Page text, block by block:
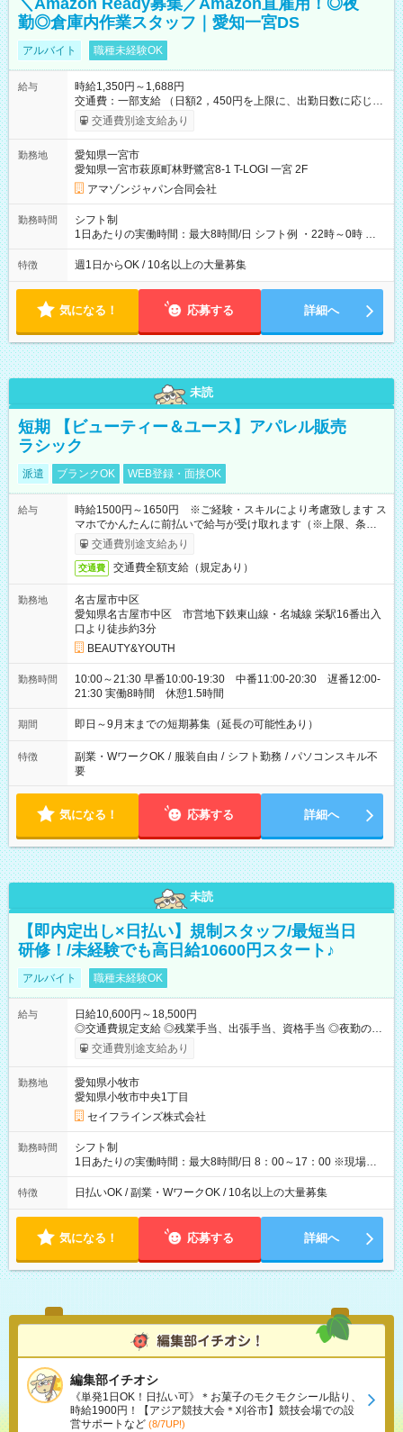
＼Amazon Ready募集／Amazon直雇用！◎夜
勤◎倉庫内作業スタッフ｜愛知一宮DS
アルバイト 職種未経験OK
給与
時給1,350円～1,688円
交通費：一部支給 （日額2，450円を上限に、出勤日数に応じて
実費支給） ※22:00～翌5:00までは時給25%UP！ ■給与前払い
制度あり ※前払い額の上限あり、手数料無料（Amazon負担）
交通費別途支給あり
勤務地
愛知県一宮市
愛知県一宮市萩原町林野鷺宮8-1 T-LOGI 一宮 2F
アマゾンジャパン合同会社
勤務時間
シフト制
1日あたりの実働時間：最大8時間/日 シフト例 ・22時～0時 入
社後、就業可能シフトをご確認の上、申請してください。
特徴 週1日からOK / 10名以上の大量募集
気になる！ 応募する 詳細へ
未読
短期 【ビューティー＆ユース】アパレル販売
ラシック
派遣 ブランクOK WEB登録・面接OK
給与
時給1500円～1650円 ※ご経験・スキルにより考慮致します ス
マホでかんたんに前払いで給与が受け取れます（※上限、条件
あり）交通費別途支給あり
交通費 交通費全額支給（規定あり）
勤務地
名古屋市中区
愛知県名古屋市中区 市営地下鉄東山線・名城線 栄駅16番出入
口より徒歩約3分
BEAUTY&YOUTH
勤務時間
10:00～21:30 早番10:00-19:30 中番11:00-20:30 遅番12:00-
21:30 実働8時間 休憩1.5時間
期間 即日～9月末までの短期募集（延長の可能性あり）
特徴 副業・WワークOK / 服装自由 / シフト勤務 / パソコンスキル不
要
気になる！ 応募する 詳細へ
未読
【即内定出し×日払い】規制スタッフ/最短当日
研修！/未経験でも高日給10600円スタート♪
アルバイト 職種未経験OK
給与
日給10,600円～18,500円
◎交通費規定支給 ◎残業手当、出張手当、資格手当 ◎夜勤の場
合：22時～翌5時は割増給与 ◎日払い・週払い可(希望者／条件
有) ＜月収例＞ 入社3か月：月収28万 入社1年：月収39万 ◎自分
ダブルワークも可能です☺ ◎髪色、ピアス、タトゥーOK おしゃ
れも自由に楽しめます！ 【試用期間】試用期間あり 試用期間の
長さ：3ヶ月 雇用形態、給与は本採用時と同じです。
交通費別途支給あり
勤務地
愛知県小牧市
愛知県小牧市中央1丁目
セイフラインズ株式会社
勤務時間
シフト制
1日あたりの実働時間：最大8時間/日 8：00～17：00 ※現場によ
っては多少時間は前後します ▶残業ほとんどなし！ ▶時間より
早く終わることの方が多いと思います。現場によっては午前中
望の方は夜勤（21:00～6:00）のお仕事も可能。
特徴 日払いOK / 副業・WワークOK / 10名以上の大量募集
気になる！ 応募する 詳細へ
編集部イチオシ
《単発1日OK！日払い可》＊お菓子のモクモクシール貼り、
時給1900円！【アジア競技大会＊刈谷市】競技会場での設
営サポートなど (8/7UP!)